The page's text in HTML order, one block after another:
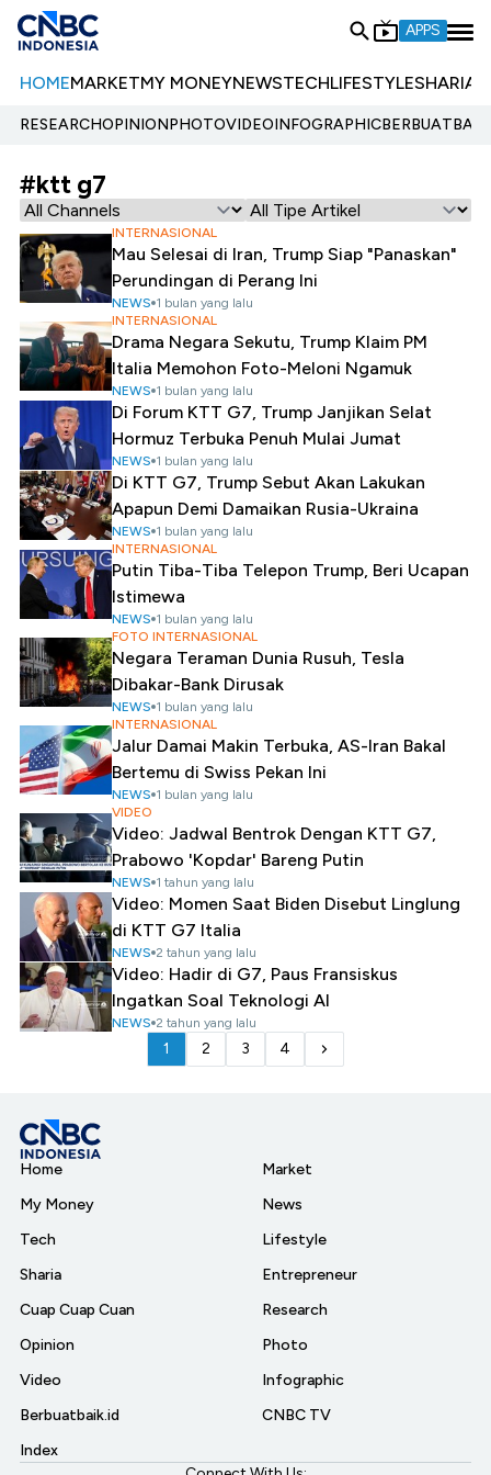
APPS
HOMEMARKETMY MONEYNEWSTECHLIFESTYLESHARIA
RESEARCHOPINIONPHOTOVIDEOINFOGRAPHIC
#ktt g7
INTERNASIONAL
Mau Selesai di Iran, Trump Siap "Panaskan"
Perundingan di Perang Ini
NEWS 1 bulan yang lalu
INTERNASIONAL
Drama Negara Sekutu, Trump Klaim PM
Italia Memohon Foto-Meloni Ngamuk
NEWS 1 bulan yang lalu
Di Forum KTT G7, Trump Janjikan Selat
Hormuz Terbuka Penuh Mulai Jumat
NEWS 1 bulan yang lalu
Di KTT G7, Trump Sebut Akan Lakukan
Apapun Demi Damaikan Rusia-Ukraina
NEWS 1 bulan yang lalu
INTERNASIONAL
Putin Tiba-Tiba Telepon Trump, Beri Ucapan
Istimewa
NEWS 1 bulan yang lalu
FOTO INTERNASIONAL
Negara Teraman Dunia Rusuh, Tesla
Dibakar-Bank Dirusak
NEWS 1 bulan yang lalu
INTERNASIONAL
Jalur Damai Makin Terbuka, AS-Iran Bakal
Bertemu di Swiss Pekan Ini
NEWS 1 bulan yang lalu
VIDEO
Video: Jadwal Bentrok Dengan KTT G7,
Prabowo 'Kopdar' Bareng Putin
NEWS 1 tahun yang lalu
Video: Momen Saat Biden Disebut Linglung
di KTT G7 Italia
NEWS 2 tahun yang lalu
Video: Hadir di G7, Paus Fransiskus
Ingatkan Soal Teknologi AI
NEWS 2 tahun yang lalu
1 2 3 4
Home
My Money
Tech
Sharia
Cuap Cuap Cuan
Opinion
Video
Berbuatbaik.id
Index
Market
News
Lifestyle
Entrepreneur
Research
Photo
Infographic
CNBC TV